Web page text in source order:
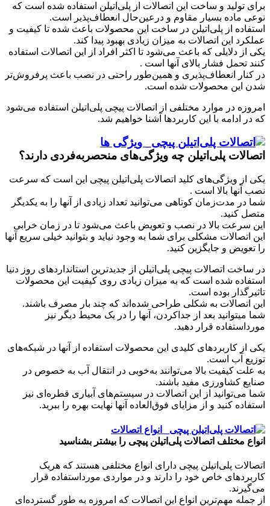
برای تولید و ساخت این اتصالات از پلی‌اتیلن استفاده شده است که
نوعی ماده بسیار مقاوم و درعین‌حال انعطاف‌پذیر است.
استفاده از پلی‌اتیلن در ساخت این محصولات باعث شده تا کیفیت و
عملکرد این اتصالات به میزان زیادی بهبود پیدا کند.
یکی از دلایلی که باعث می‌شود تا اکثر افراد از این اتصالات استفاده
کنند تحمل فشار بالای آنها است .
در کنار انعطاف‌پذیری و همین‌طور راحتی در نصب باعث پرفروش‌تر
شدن این محصولات شده است.
امروزه در موارد مختلفی از اتصالات پیچی پلی‌اتیلن استفاده می‌شود
که در ادامه با این کاربردها آشنا خواهیم شد.
اتصالات پلی‌اتیلن چه ویژگی‌های منحصربه‌فردی دارند؟
یکی از ویژگی‌های کلید اتصالات پلی‌اتیلن پیچی این است که سرعت
نصب آنها بالا است .
شما در مدت‌زمان کوتاهی می‌توانید تعداد زیادی از آنها را به یکدیگر
متصل کنید.
این سرعت بالا در نصب و تعویض باعث می‌شود تا در زمان خرابی
این اتصالات مشکلی برای شما به وجود نیاید و بتوانید خیلی سریع آنها
را تعویض و جایگزین کنید.
در ساخت اتصالات پیچی پلی‌اتیلن از جدیدترین استانداردهای روز دنیا
استفاده شده است که به میزان زیادی روی کیفیت این محصولات
تاثیرگذار بوده است.
این اتصالات به شکلی طراحی شده‌اند که چند بار مصرف باشند.
شما میتوانید بعد از جداکردن، آنها را در یک محیط دیگر نیز
مورداستفاده قرار دهید.
یکی از کاربردهای کلیدی این محصولات استفاده از آنها در شبکه‌های
توزیع آب است.
به علت کیفیت بالا می‌توانند به‌خوبی در انتقال آب به خصوص در
صنایع کشاورزی مفید باشند.
شما می‌توانید از این اتصالات در سیستم‌های آبیاری قطره‌ای نیز
استفاده کنید و از مزایای فوق‌العاده آنها نهایت بهره را ببرید.
انواع مختلف اتصالات پلی‌اتیلن پیچی را بیشتر بشناسید
اتصالات پلی‌اتیلن پیچی دارای انواع مختلفی هستند که هریک
کاربردهای خاص خود را دارند و در مواردی مورداستفاده قرار
می‌گیرند.
از جمله مهم‌ترین انواع این اتصالات که امروزه به طور گسترده‌ای